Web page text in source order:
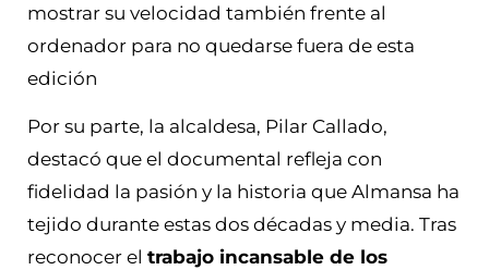
mostrar su velocidad también frente al
ordenador para no quedarse fuera de esta
edición
Por su parte, la alcaldesa, Pilar Callado,
destacó que el documental refleja con
fidelidad la pasión y la historia que Almansa ha
tejido durante estas dos décadas y media. Tras
reconocer el trabajo incansable de los